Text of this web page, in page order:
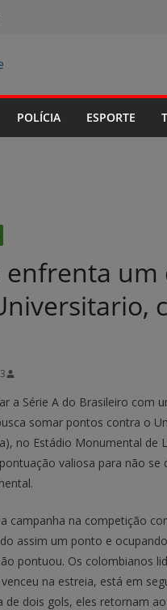
POLÍCIA ESPORTE
enfrenta
a Série A do Brasileiro com
somar pontos contra o
no Estádio Monumental de
valiosa para não
campanha na competição
assim um ponto e
pontuou. Os colombianos
na estreia, está em
de dois gols, eles retornam